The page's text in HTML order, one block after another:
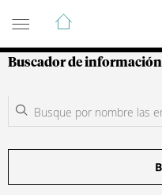
Guía de
Buscador de información